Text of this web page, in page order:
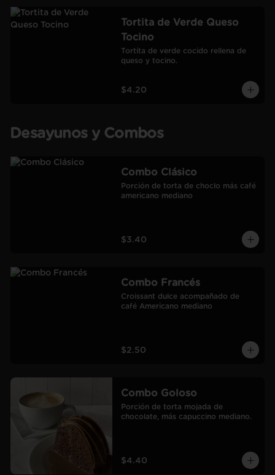
Tortita de Verde Queso
Tocino
Tortita de verde cocido rellena de
queso y tocino.
$4.20
Desayunos y Combos
Combo Clásico
Porción de torta de choclo más café
americano mediano
$3.40
Combo Francés
Croissant dulce acompañado de
café Americano mediano
$2.50
Combo Goloso
Porción de torta mojada de
chocolate, más capuccino mediano.
$4.40